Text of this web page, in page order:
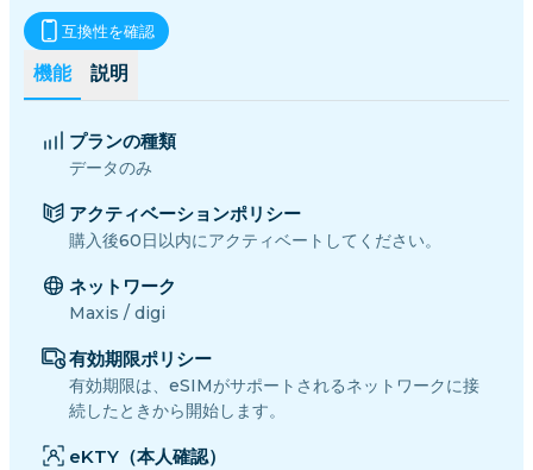
機能 説明
互換性を確認
プランの種類
データのみ
アクティベーションポリシー
購入後60日以内にアクティベートしてください。
ネットワーク
Maxis / digi
有効期限ポリシー
有効期限は、eSIMがサポートされるネットワークに接
続したときから開始します。
eKTY（本人確認）